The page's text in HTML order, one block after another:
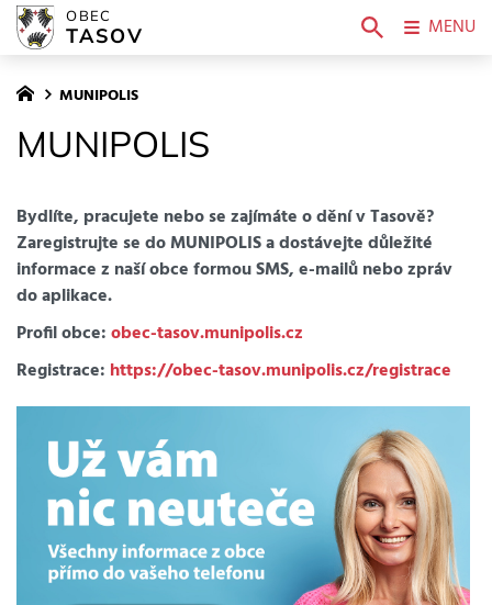
MUNIPOLIS
MUNIPOLIS
Bydlíte, pracujete nebo se zajímáte o dění v Tasově?
Zaregistrujte se do MUNIPOLIS a dostávejte důležité
informace z naší obce formou SMS, e-mailů nebo zpráv
do aplikace.
Profil obce:obec-tasov.munipolis.cz
Registrace: https://obec-tasov.munipolis.cz/registrace
OBEC
TASOV MENU